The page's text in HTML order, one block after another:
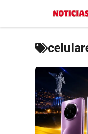
al
contenido